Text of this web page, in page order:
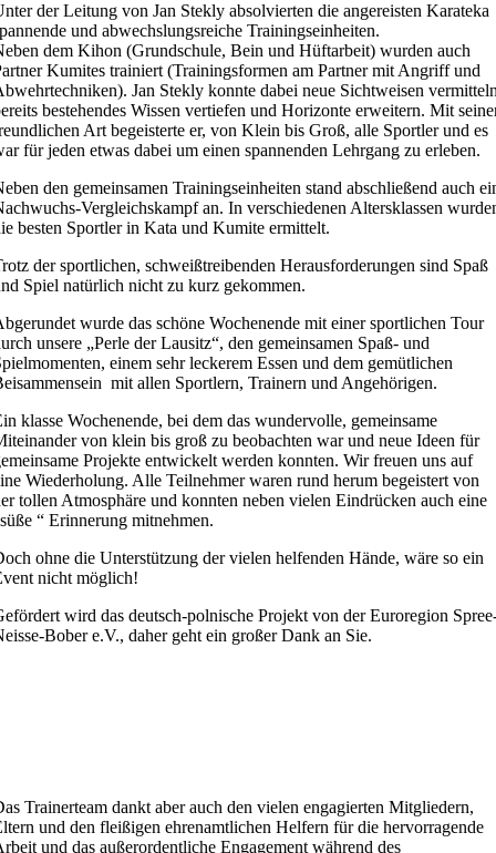
der Leitung von Jan Stekly absolvierten die angereisten Karateka
und abwechslungsreiche Trainingseinheiten.
dem Kihon (Grundschule, Bein und Hüftarbeit) wurden auch
Kumites trainiert (Trainingsformen am Partner mit Angriff und
Jan Stekly konnte dabei neue Sichtweisen
bestehendes Wissen vertiefen und Horizonte erweitern. Mit
Art begeisterte er, von Klein bis Groß, alle Sportler und es
für jeden etwas dabei um einen spannenden Lehrgang zu erleben.
den gemeinsamen Trainingseinheiten stand abschließend auch
Vergleichskampf an. In verschiedenen Altersklassen
besten Sportler in Kata und Kumite ermittelt.
der sportlichen, schweißtreibenden Herausforderungen sind Spaß
Spiel natürlich nicht zu kurz gekommen.
wurde das schöne Wochenende mit einer sportlichen Tour
unsere „Perle der Lausitz“, den gemeinsamen Spaß- und
einem sehr leckerem Essen und dem gemütlichen
mit allen Sportlern, Trainern und Angehörigen.
klasse Wochenende, bei dem das wundervolle, gemeinsame
von klein bis groß zu beobachten war und neue Ideen für
Projekte entwickelt werden konnten. Wir freuen uns auf
Wiederholung. Alle Teilnehmer waren rund herum begeistert von
tollen Atmosphäre und konnten neben vielen Eindrücken auch eine
“ Erinnerung mitnehmen.
ohne die Unterstützung der vielen helfenden Hände, wäre so ein
nicht möglich!
wird das deutsch-polnische Projekt von der Euroregion
Bober e.V., daher geht ein großer Dank an Sie.
Trainerteam dankt aber auch den vielen engagierten Mitgliedern,
und den fleißigen ehrenamtlichen Helfern für die hervorragende
und das außerordentliche Engagement während des